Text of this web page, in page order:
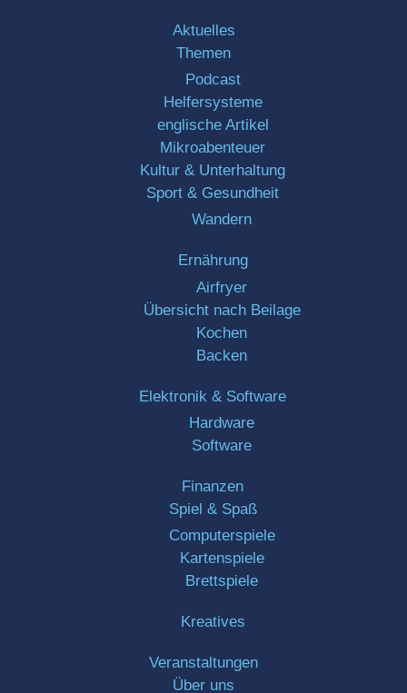
Aktuelles
Themen
Podcast
Helfersysteme
englische Artikel
Mikroabenteuer
Kultur & Unterhaltung
Sport & Gesundheit
Wandern
Ernährung
Airfryer
Übersicht nach Beilage
Kochen
Backen
Elektronik & Software
Hardware
Software
Finanzen
Spiel & Spaß
Computerspiele
Kartenspiele
Brettspiele
Kreatives
Veranstaltungen
Über uns